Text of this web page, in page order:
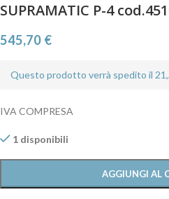
SUPRAMATIC P-4
545,70 €
Questo prodotto verrà spedito il
IVA COMPRESA
1 disponibili
AGGIUNGI AL